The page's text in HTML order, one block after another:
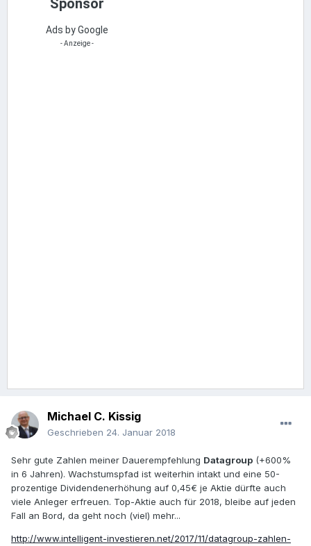
Sponsor
Ads by Google
- Anzeige -
Michael C. Kissig
Geschrieben 24. Januar 2018
Sehr gute Zahlen meiner Dauerempfehlung Datagroup (+600%
in 6 Jahren). Wachstumspfad ist weiterhin intakt und eine 50-
prozentige Dividendenerhöhung auf 0,45€ je Aktie dürfte auch
viele Anleger erfreuen. Top-Aktie auch für 2018, bleibe auf jeden
Fall an Bord, da geht noch (viel) mehr...
http://www.intelligent-investieren.net/2017/11/datagroup-zahlen-